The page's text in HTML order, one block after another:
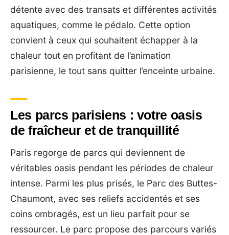
détente avec des transats et différentes activités
aquatiques, comme le pédalo. Cette option
convient à ceux qui souhaitent échapper à la
chaleur tout en profitant de l’animation
parisienne, le tout sans quitter l’enceinte urbaine.
Les parcs parisiens : votre oasis
de fraîcheur et de tranquillité
Paris regorge de parcs qui deviennent de
véritables oasis pendant les périodes de chaleur
intense. Parmi les plus prisés, le Parc des Buttes-
Chaumont, avec ses reliefs accidentés et ses
coins ombragés, est un lieu parfait pour se
ressourcer. Le parc propose des parcours variés